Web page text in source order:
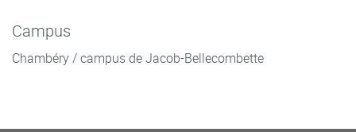
Campus
Chambéry / campus de Jacob-Bellecombette